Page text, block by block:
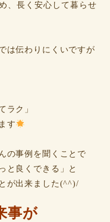
、長く安心して暮らせ
は伝わりにくいですが
ラク」
す
の事例を聞くことで
と良くできる」と
が出来ました(^^)/
事が